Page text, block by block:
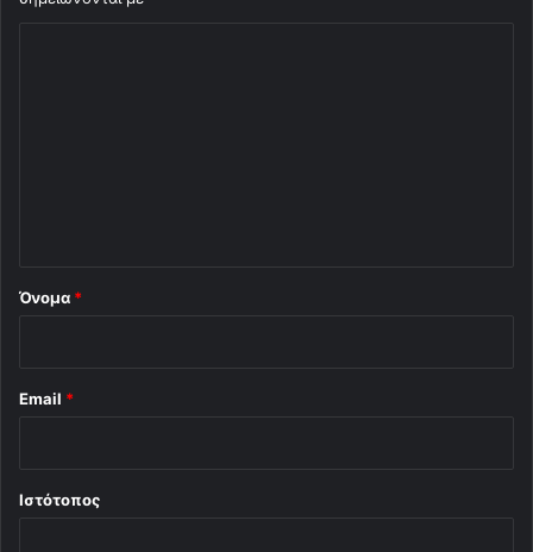
Όνομα *
Email *
Ιστότοπος